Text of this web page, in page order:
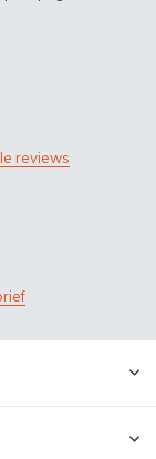
reviews